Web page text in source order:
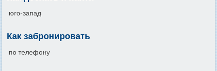
юго-запад
Как забронировать
по телефону